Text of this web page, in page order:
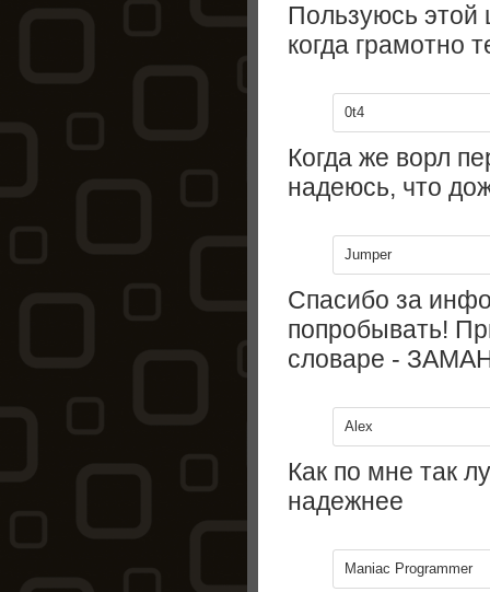
Пользуюсь этой
когда грамотно
0t4
Когда же ворл
надеюсь, что
Jumper
Спасибо за
попробывать!
словаре -
Alex
Как по мне так
надежнее
Maniac Programmer